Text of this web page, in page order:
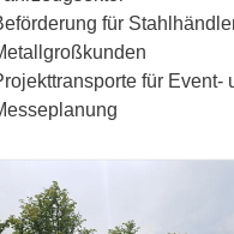
für
für Event-